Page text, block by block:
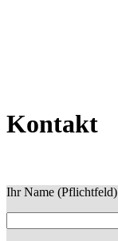
Kontakt
Ihr Name (Pflichtfeld)